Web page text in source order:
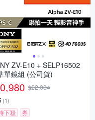
單鏡組 (公司貨)
$22,084
(1)
下殺 券